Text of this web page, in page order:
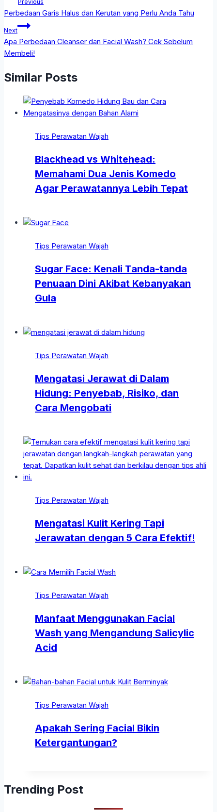
Previous
Perbedaan Garis Halus dan Kerutan yang Perlu Anda Tahu
Next
Apa Perbedaan Cleanser dan Facial Wash? Cek Sebelum
Membeli!
Similar Posts
Tips Perawatan Wajah
Blackhead vs Whitehead:
Memahami Dua Jenis Komedo
Agar Perawatannya Lebih Tepat
Tips Perawatan Wajah
Sugar Face: Kenali Tanda-tanda
Penuaan Dini Akibat Kebanyakan
Gula
Tips Perawatan Wajah
Mengatasi Jerawat di Dalam
Hidung: Penyebab, Risiko, dan
Cara Mengobati
Tips Perawatan Wajah
Mengatasi Kulit Kering Tapi
Jerawatan dengan 5 Cara Efektif!
Tips Perawatan Wajah
Manfaat Menggunakan Facial
Wash yang Mengandung Salicylic
Acid
Tips Perawatan Wajah
Apakah Sering Facial Bikin
Ketergantungan?
Trending Post